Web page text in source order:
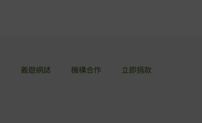
義遊網誌 機構合作 立即捐款